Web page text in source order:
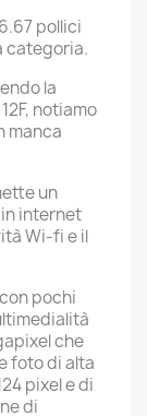
pollici
categoria.
la
notiamo
manca
un
internet
Wi-fi e il
pochi
che
foto di alta
pixel e di
di